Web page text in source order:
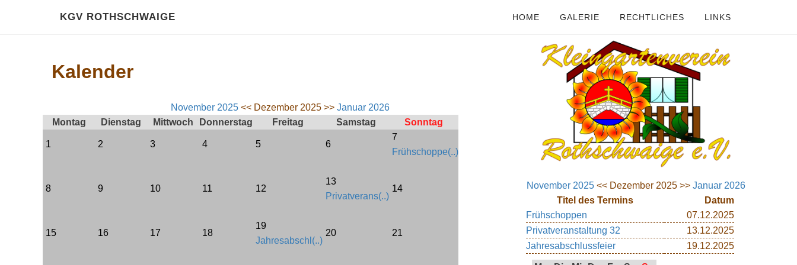
KGV ROTHSCHWAIGE HOME GALERIE RECHTLICHES LINKS
Kalender
November 2025<< Dezember 2025 >> Januar 2026
Montag
Dienstag Mittwoch Donnerstag Freitag Samstag Sonntag
1 2 3 4 5 6
7
Frühschoppe(..)
8 9 10 11 12
13
Privatverans(..)
14
15 16 17 18
19
Jahresabschl(..)
20 21
November 2025<< Dezember 2025 >> Januar 2026
Titel des Termins
Datum
Frühschoppen
07.12.2025
Privatveranstaltung 32
13.12.2025
Jahresabschlussfeier
19.12.2025